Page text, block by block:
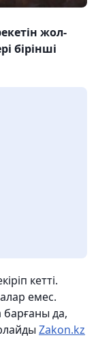
жол-
бірінші
кетті.
емес.
да,
Zakon.kz